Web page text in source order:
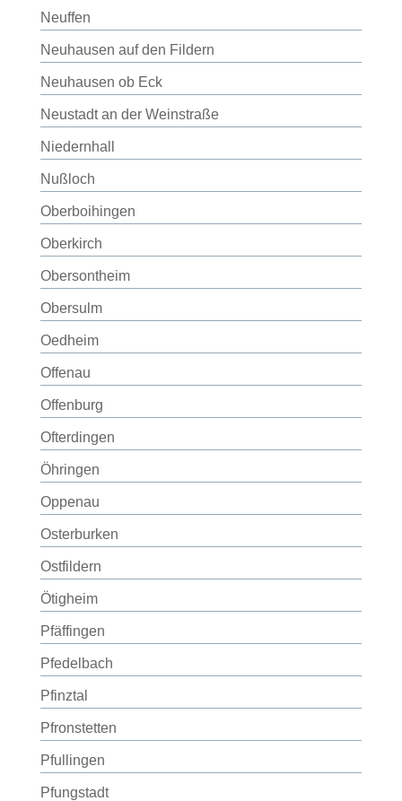
Neuffen
Neuhausen auf den Fildern
Neuhausen ob Eck
Neustadt an der Weinstraße
Niedernhall
Nußloch
Oberboihingen
Oberkirch
Obersontheim
Obersulm
Oedheim
Offenau
Offenburg
Ofterdingen
Öhringen
Oppenau
Osterburken
Ostfildern
Ötigheim
Pfäffingen
Pfedelbach
Pfinztal
Pfronstetten
Pfullingen
Pfungstadt